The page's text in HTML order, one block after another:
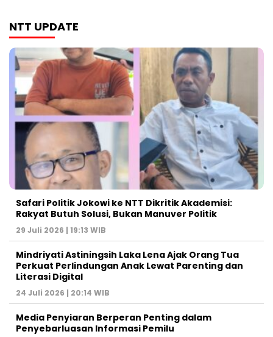
NTT UPDATE
Safari Politik Jokowi ke NTT Dikritik Akademisi:
Rakyat Butuh Solusi, Bukan Manuver Politik
29 Juli 2026 | 19:13 WIB
Mindriyati Astiningsih Laka Lena Ajak Orang Tua
Perkuat Perlindungan Anak Lewat Parenting dan
Literasi Digital
24 Juli 2026 | 20:14 WIB
Media Penyiaran Berperan Penting dalam
Penyebarluasan Informasi Pemilu